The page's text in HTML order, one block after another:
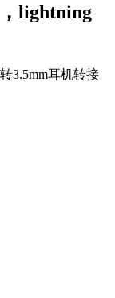
lightning
3.5mm耳机转接